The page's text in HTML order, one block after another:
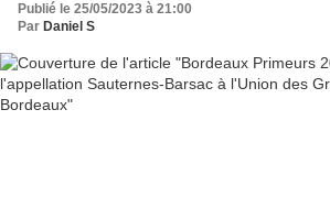
Publié le 25/05/2023 à 21:00
Par Daniel S